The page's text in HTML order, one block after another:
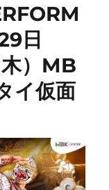
日
木）MB
イ仮面